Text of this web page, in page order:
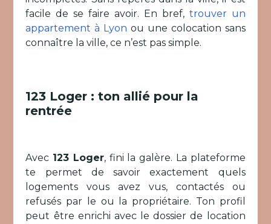
facile de se faire avoir. En bref, trouver un
appartement à Lyon ou une colocation sans
connaître la ville, ce n’est pas simple.
123 Loger : ton allié pour la
rentrée
Avec 123 Loger, fini la galère. La plateforme
te permet de savoir exactement quels
logements vous avez vus, contactés ou
refusés par le ou la propriétaire. Ton profil
peut être enrichi avec le dossier de location